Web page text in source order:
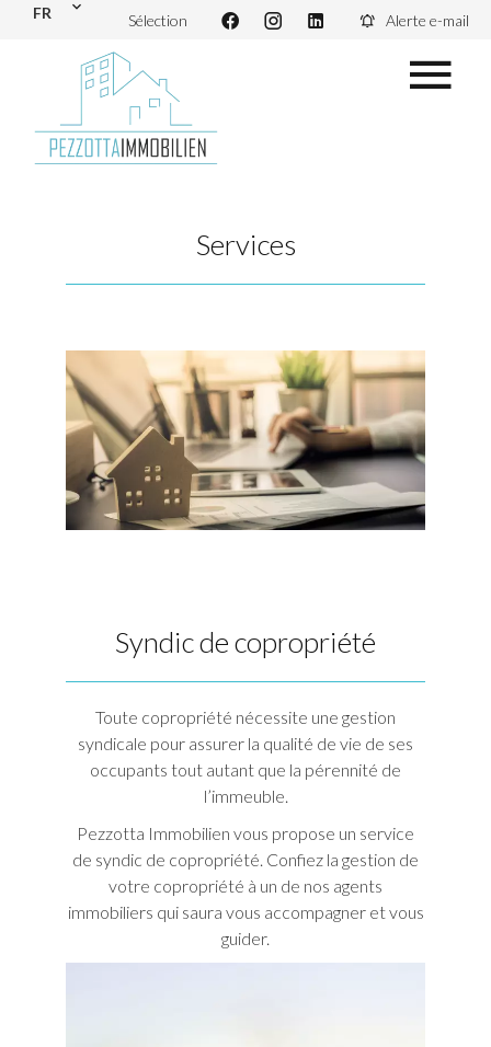
FR Sélection Alerte e-mail
Services
Syndic de copropriété
Toute copropriété nécessite une gestion
syndicale pour assurer la qualité de vie de ses
occupants tout autant que la pérennité de
l’immeuble.
Pezzotta Immobilien vous propose un service
de syndic de copropriété. Confiez la gestion de
votre copropriété à un de nos agents
immobiliers qui saura vous accompagner et vous
guider.